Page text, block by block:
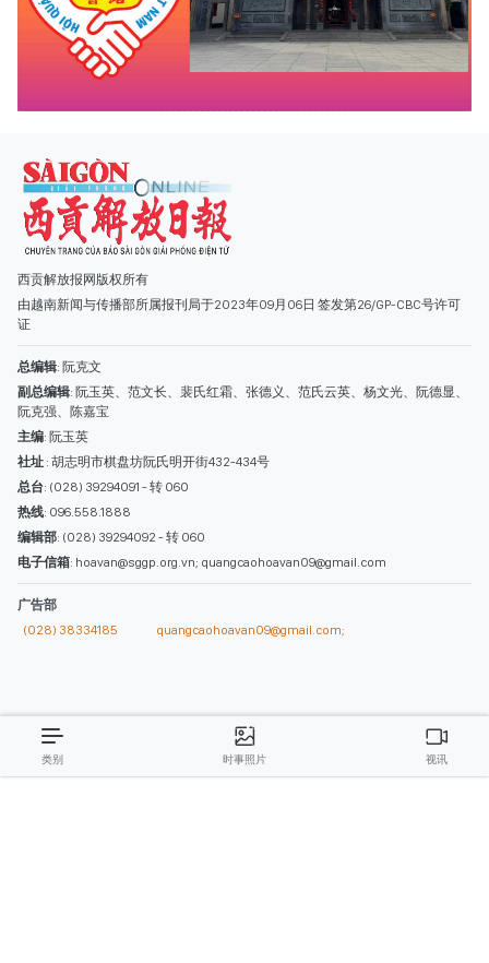
西贡解放报网版权所有
由越南新闻与传播部所属报刊局于2023年09月06日 签发第26/GP-CBC号许可
证
总编辑: 阮克文
副总编辑: 阮玉英、范文长、裴氏红霜、张德义、范氏云英、杨文光、阮德显、
阮克强、陈嘉宝
主编: 阮玉英
社址 : 胡志明市棋盘坊阮氏明开街432-434号
总台: (028) 39294091 - 转 060
热线: 096.558.1888
编辑部: (028) 39294092 - 转 060
电子信箱: hoavan@sggp.org.vn; quangcaohoavan09@gmail.com
广告部
(028) 38334185
quangcaohoavan09@gmail.com;
类别 时事照片 视讯